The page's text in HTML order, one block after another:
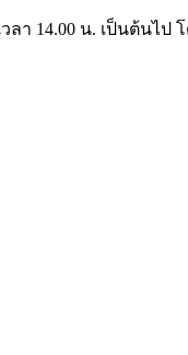
า 14.00 น. เป็นต้นไ